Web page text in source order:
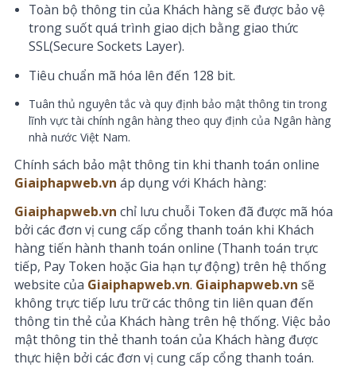
Toàn bộ thông tin của Khách hàng sẽ được bảo vệ
trong suốt quá trình giao dịch bằng giao thức
SSL(Secure Sockets Layer).
Tiêu chuẩn mã hóa lên đến 128 bit.
Tuân thủ nguyên tắc và quy định bảo mật thông tin trong
lĩnh vực tài chính ngân hàng theo quy định của Ngân hàng
nhà nước Việt Nam.
Chính sách bảo mật thông tin khi thanh toán online
Giaiphapweb.vn áp dụng với Khách hàng:
Giaiphapweb.vn chỉ lưu chuỗi Token đã được mã hóa
bởi các đơn vị cung cấp cổng thanh toán khi Khách
hàng tiến hành thanh toán online (Thanh toán trực
tiếp, Pay Token hoặc Gia hạn tự động) trên hệ thống
website của Giaiphapweb.vn. Giaiphapweb.vn sẽ
không trực tiếp lưu trữ các thông tin liên quan đến
thông tin thẻ của Khách hàng trên hệ thống. Việc bảo
mật thông tin thẻ thanh toán của Khách hàng được
thực hiện bởi các đơn vị cung cấp cổng thanh toán.